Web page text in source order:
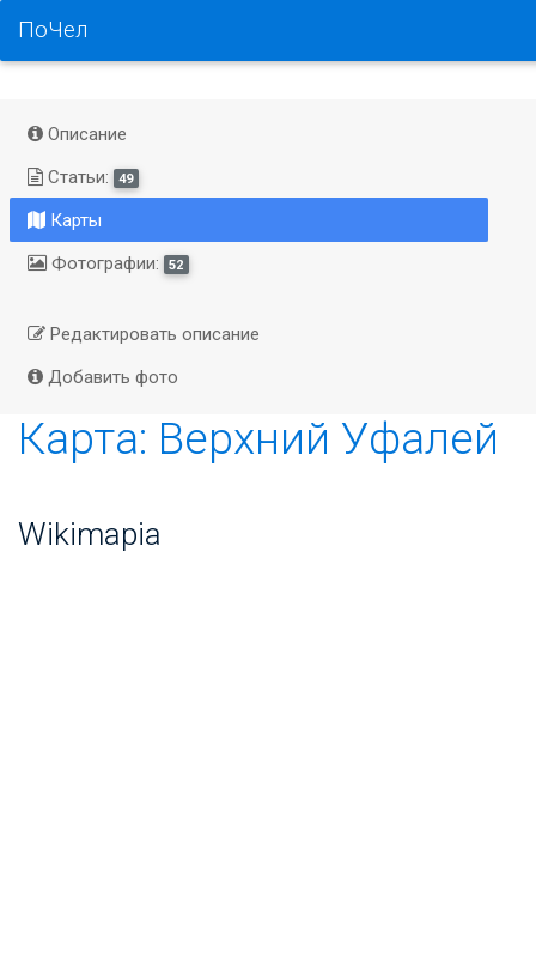
ПоЧел
Описание
Статьи:
49
Карты
Фотографии:
52
Редактировать описание
Добавить фото
Карта: Верхний Уфалей
Wikimapia